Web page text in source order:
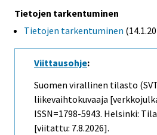
Tietojen tarkentuminen
Tietojen tarkentuminen
Viittausohje:
Suomen virallinen tilasto
liikevaihtokuvaaja
ISSN=1798-5943. Helsinki:
[viitattu: 7.8.2026].